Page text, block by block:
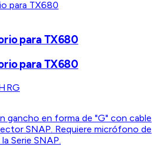
para TX680
para TX680